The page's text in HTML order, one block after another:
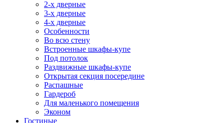
2-х дверные
3-х дверные
4-х дверные
Особенности
Во всю стену
Встроенные шкафы-купе
Под потолок
Раздвижные шкафы-купе
Открытая секция посередине
Распашные
Гардероб
Для маленького помещения
Эконом
Гостиные